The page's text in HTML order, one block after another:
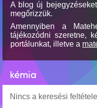
A blog új
megőrizzük.
Amennyiben a
tájékozódni szeretne,
portálunkat, illetve a
kémia
Nincs a keresési